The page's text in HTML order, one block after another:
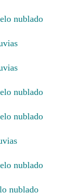
nublado
nublado
nublado
nublado
nublado